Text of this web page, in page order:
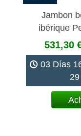
Jambon
ibérique
A.O.P.
531,30
03 Días